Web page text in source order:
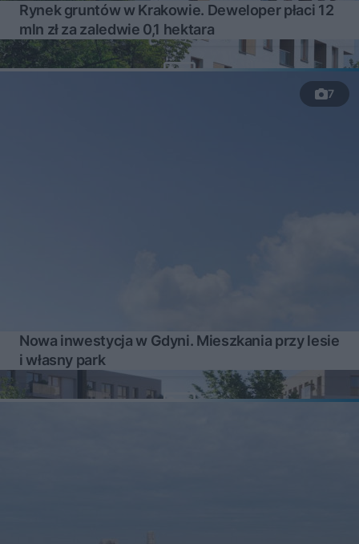
Rynek gruntów w Krakowie. Deweloper płaci 12
mln zł za zaledwie 0,1 hektara
7
Nowa inwestycja w Gdyni. Mieszkania przy lesie
i własny park